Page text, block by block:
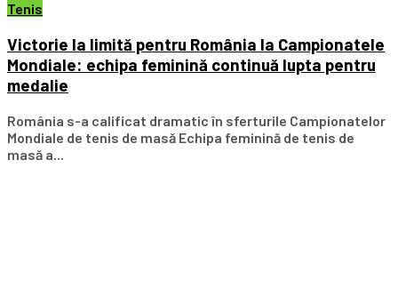
Tenis
Victorie la limită pentru România la Campionatele
Mondiale: echipa feminină continuă lupta pentru
medalie
România s-a calificat dramatic în sferturile Campionatelor
Mondiale de tenis de masă Echipa feminină de tenis de
masă a...